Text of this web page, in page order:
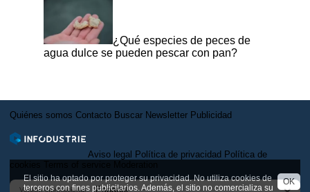
El sitio ha optado por proteger su privacidad. No utiliza cookies de
terceros con fines publicitarios. Además, el sitio no comercializa su
OK
¿Qué especies de peces de
agua dulce se pueden pescar con pan?
Quiénes somos Contacto Buscar Newsletter Publicidad
Aviso legal Política de privacidad Política de
Versión internacional